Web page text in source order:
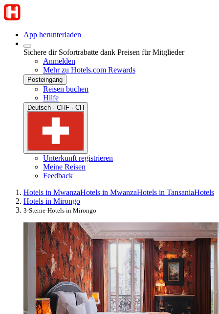
App herunterladen
Sichere dir Sofortrabatte dank Preisen für Mitglieder
Anmelden
Mehr zu Hotels.com Rewards
Posteingang
Reisen buchen
Hilfe
Deutsch · CHF · CH
Unterkunft registrieren
Meine Reisen
Feedback
Hotels in MwanzaHotels in MwanzaHotels in TansaniaHotels
Hotels in Mirongo
3-Sterne-Hotels in Mirongo